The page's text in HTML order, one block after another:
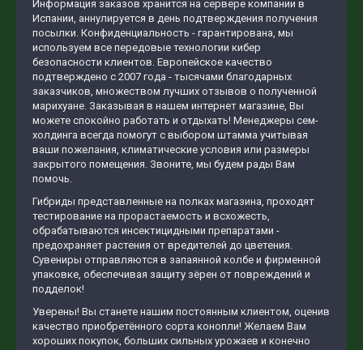
Информация заказов хранится на сервере компании в
Испании, аннулируется в день подтверждения получения
посылки. Конфиденциальность - гарантирована, мы
используем все передовые технологии кибер
безопасности клиентов. Европейское качество
подтверждено с 2007 года - тысячами благодарных
заказчиков, множеством лучших отзывов о полученной
марихуане. Заказывая в нашем интернет магазине, Вы
можете спокойно работать и отдыхать! Менеджеры сем-
холдинга всегда помогут с выбором штамма учитывая
ваши пожелания, климатические условия или размеры
закрытого помещения. Звоните, мы будем рады Вам
помочь.
Гибриды представленные на полках магазина, проходят
тестирование на прорастаемость и всхожесть,
обрабатываются инсектицидными препаратами -
предохраняет растения от вредителей до цветения.
Сувениры отправляются в запаянной колбе и фирменной
упаковке, обеспечивая защиту зёрен от повреждений и
подделок!
Уверены! Вы станете нашим постоянным клиентом, оценив
качество приобретённого сорта конопли! Желаем Вам
хороших покупок, больших сильных урожаев и конечно